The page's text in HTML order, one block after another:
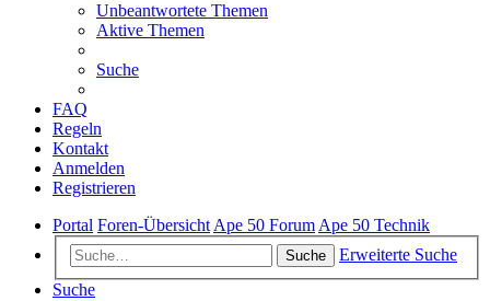
Unbeantwortete Themen
Aktive Themen
Suche
FAQ
Regeln
Kontakt
Anmelden
Registrieren
Portal Foren-Übersicht Ape 50 Forum Ape 50 Technik
Suche
Erweiterte Suche
Suche